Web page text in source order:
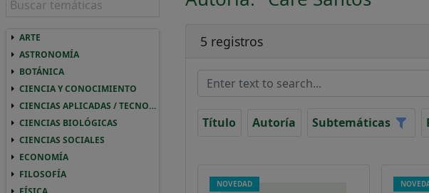
ARTE
ASTRONOMÍA
BOTÁNICA BOTANICA BOTÁNICA
CIENCIA Y CONOCIMIENTO CIENCIA Y CONOCIMIENTO CIENCIA Y CONOCIMIENTO
CIENCIAS APLICADAS / TECNOLOGÍA
CIENCIAS BIOLÓGICAS CIENCIAS BIOLOGICAS CIENCIAS BIOLÓGICAS
CIENCIAS SOCIALES
ECONOMÍA
FILOSOFÍA FILOSOFIA FILOSOFÍA
5 registros
Título Autoría Subtemáticas
NOVEDAD